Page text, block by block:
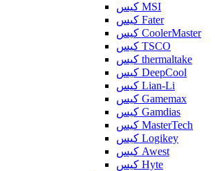
کیس MSI
کیس Fater
کیس CoolerMaster
کیس TSCO
کیس thermaltake
کیس DeepCool
کیس Lian-Li
کیس Gamemax
کیس Gamdias
کیس MasterTech
کیس Logikey
کیس Awest
کیس Hyte